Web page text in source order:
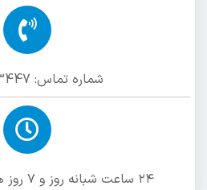
شماره تماس: 02191303447
۲۴ ساعت شبانه روز و ۷ روز هفته همراه شماییم